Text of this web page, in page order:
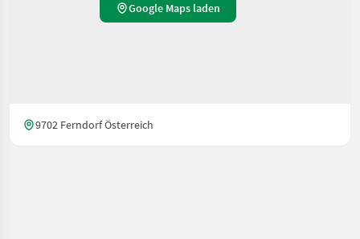
Google Maps laden
9702 Ferndorf Österreich